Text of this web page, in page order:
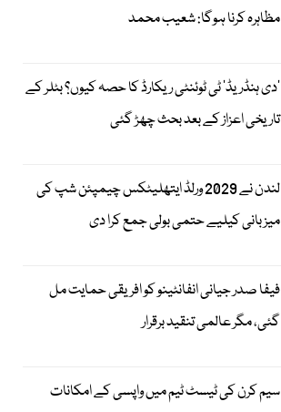
مظاہرہ کرنا ہوگا: شعیب محمد
’دی ہنڈریڈ‘ ٹی ٹوئنٹی ریکارڈ کا حصہ کیوں؟ بٹلر کے
تاریخی اعزاز کے بعد بحث چھڑ گئی
لندن نے 2029 ورلڈ ایتھلیٹکس چیمپئن شپ کی
میزبانی کیلیے حتمی بولی جمع کرا دی
فیفا صدر جیانی انفانٹینو کو افریقی حمایت مل
گئی، مگر عالمی تنقید برقرار
سیم کرن کی ٹیسٹ ٹیم میں واپسی کے امکانات